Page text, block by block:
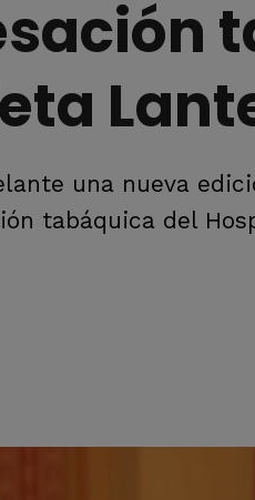
una nueva
tabáquica del